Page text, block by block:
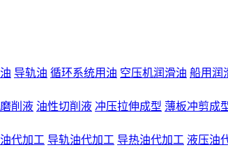
导轨油 循环系统用油 空压机润滑油 船用润
削液 油性切削液 冲压拉伸成型 薄板冲剪成
代加工 导轨油代加工 导热油代加工 液压油